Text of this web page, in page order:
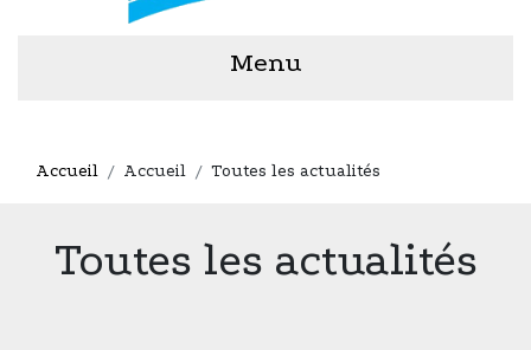
Menu
Accueil Accueil Toutes les actualités
Toutes les actualités